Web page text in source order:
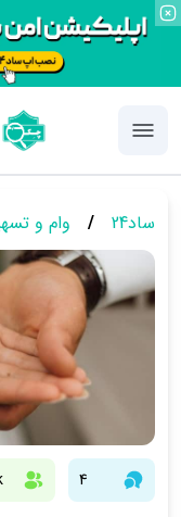
ساد24 / وام و
4